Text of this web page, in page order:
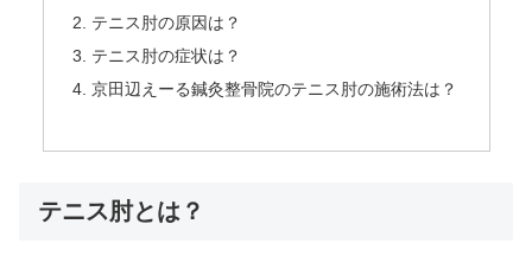
テニス肘の原因は？
テニス肘の症状は？
京田辺えーる鍼灸整骨院のテニス肘の施術法は？
テニス肘とは？